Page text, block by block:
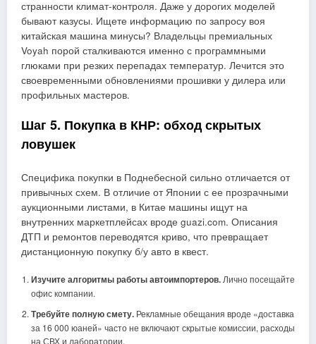
странности климат-контроля. Даже у дорогих моделей
бывают казусы. Ищете информацию по запросу воя
китайская машина минусы? Владельцы премиальных
Voyah порой сталкиваются именно с программными
глюками при резких перепадах температур. Лечится это
своевременными обновлениями прошивки у дилера или
профильных мастеров.
Шаг 5. Покупка в КНР: обход скрытых
ловушек
Специфика покупки в Поднебесной сильно отличается от
привычных схем. В отличие от Японии с ее прозрачными
аукционными листами, в Китае машины ищут на
внутренних маркетплейсах вроде guazi.com. Описания
ДТП и ремонтов переводятся криво, что превращает
дистанционную покупку б/у авто в квест.
Изучите алгоритмы работы автоимпортеров.Лично посещайте
офис компании.
Требуйте полную смету.Рекламные обещания вроде «доставка
за 16 000 юаней» часто не включают скрытые комиссии, расходы
на СВХ и лаборатории.